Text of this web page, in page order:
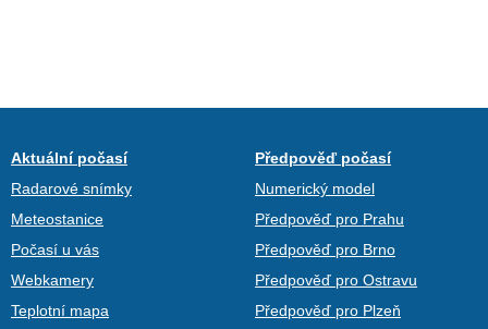
Aktuální počasí
Radarové snímky
Meteostanice
Počasí u vás
Webkamery
Teplotní mapa
Předpověď počasí
Numerický model
Předpověď pro Prahu
Předpověď pro Brno
Předpověď pro Ostravu
Předpověď pro Plzeň